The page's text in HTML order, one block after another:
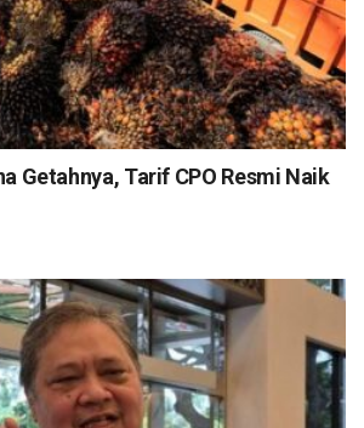
Getahnya, Tarif CPO Resmi Naik